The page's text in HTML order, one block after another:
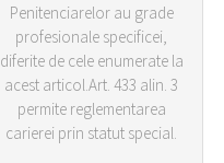
Penitenciarelor au grade
profesionale specificei,
diferite de cele enumerate la
acest articol.Art. 433 alin. 3
permite reglementarea
carierei prin statut special.